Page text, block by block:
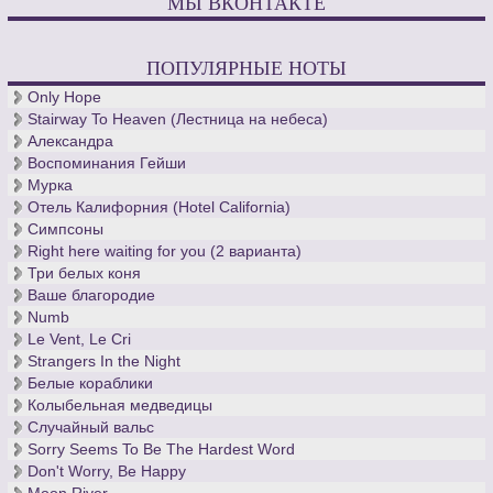
ПОПУЛЯРНЫЕ НОТЫ
Only Hope
Stairway To Heaven (Лестница на небеса)
Александра
Воспоминания Гейши
Мурка
Отель Калифорния (Hotel California)
Симпсоны
Right here waiting for you (2 варианта)
Три белых коня
Ваше благородие
Numb
Le Vent, Le Cri
Strangers In the Night
Белые кораблики
Колыбельная медведицы
Случайный вальс
Sorry Seems To Be The Hardest Word
Don't Worry, Be Happy